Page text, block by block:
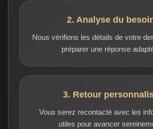
2. Analyse du
Nous vérifions les détails de votre
préparer une réponse
3. Retour
Vous serez recontacté avec les
utiles pour avancer